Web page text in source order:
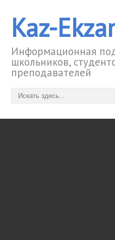
Kaz-
Информационная
школьников,
преподавателей